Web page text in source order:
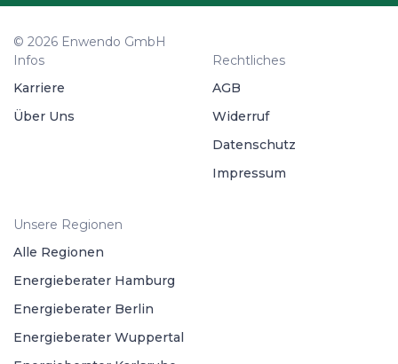
© 2026 Enwendo GmbH
Infos
Karriere
Über Uns
Rechtliches
AGB
Widerruf
Datenschutz
Impressum
Unsere Regionen
Alle Regionen
Energieberater Hamburg
Energieberater Berlin
Energieberater Wuppertal